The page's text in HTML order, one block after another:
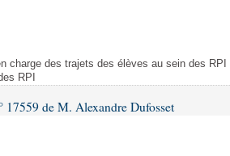
charge des trajets des élèves au sein des
RPI
17559 de M. Alexandre Dufosset